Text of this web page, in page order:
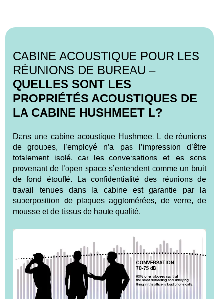
CABINE ACOUSTIQUE POUR LES
RÉUNIONS DE BUREAU –
QUELLES SONT LES
PROPRIÉTÉS ACOUSTIQUES DE
LA CABINE HUSHMEET L?
Dans une cabine acoustique Hushmeet L de réunions
de groupes, l’employé n’a pas l’impression d’être
totalement isolé, car les conversations et les sons
provenant de l’open space s’entendent comme un bruit
de fond étouffé. La confidentialité des réunions de
travail tenues dans la cabine est garantie par la
superposition de plaques agglomérées, de verre, de
mousse et de tissus de haute qualité.